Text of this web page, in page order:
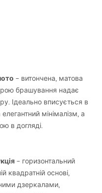
– витончена, матова
брашування надає
Ідеально вписується в
мінімалізм, а
в догляді.
– горизонтальний
квадратній основі,
дзеркалами,